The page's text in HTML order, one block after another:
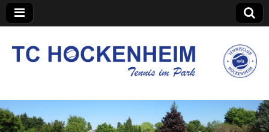
TC Hockenheim